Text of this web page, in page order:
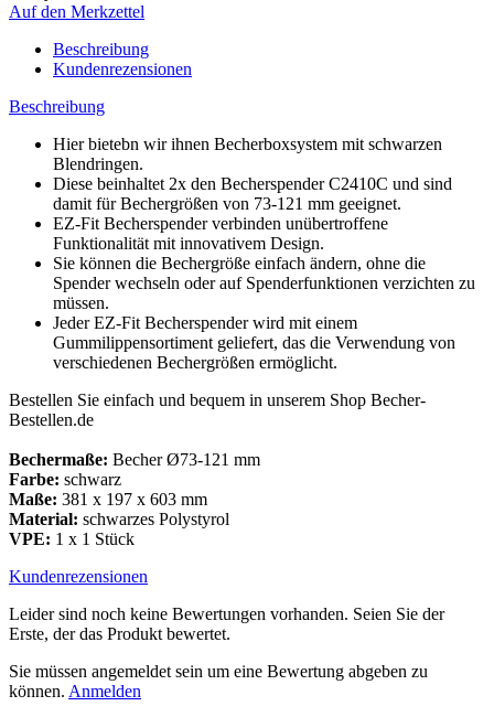
Auf den Merkzettel
Beschreibung
Kundenrezensionen
Beschreibung
Hier bietebn wir ihnen Becherboxsystem mit schwarzen
Blendringen.
Diese beinhaltet 2x den Becherspender C2410C und sind
damit für Bechergrößen von 73-121 mm geeignet.
EZ-Fit Becherspender verbinden unübertroffene
Funktionalität mit innovativem Design.
Sie können die Bechergröße einfach ändern, ohne die
Spender wechseln oder auf Spenderfunktionen verzichten zu
müssen.
Jeder EZ-Fit Becherspender wird mit einem
Gummilippensortiment geliefert, das die Verwendung von
verschiedenen Bechergrößen ermöglicht.
Bestellen Sie einfach und bequem in unserem Shop Becher-
Bestellen.de
Bechermaße: Becher Ø73-121 mm
Farbe: schwarz
Maße: 381 x 197 x 603 mm
Material: schwarzes Polystyrol
VPE: 1 x 1 Stück
Kundenrezensionen
Leider sind noch keine Bewertungen vorhanden. Seien Sie der
Erste, der das Produkt bewertet.
Sie müssen angemeldet sein um eine Bewertung abgeben zu
können. Anmelden